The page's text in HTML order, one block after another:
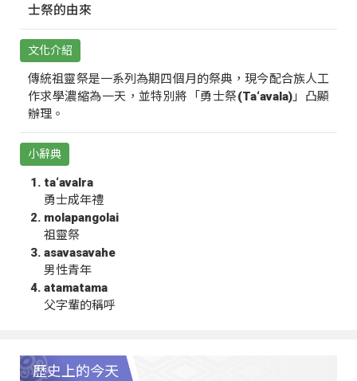
士祭的由來
文化介紹
傳統祖靈祭是一系列為期四個月的祭典，現今配合族人工
作求學濃縮為一天，並特別將「勇士祭(Ta‘avala)」凸顯
辦理。
小辭典
ta‘avalra
勇士成年禮
molapangolai
祖靈祭
asavasavahe
男性青年
atamatama
父字輩的稱呼
歷史上的今天